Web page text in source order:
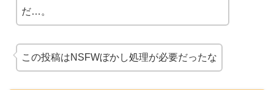
だ…。
この投稿はNSFWぼかし処理が必要だったな